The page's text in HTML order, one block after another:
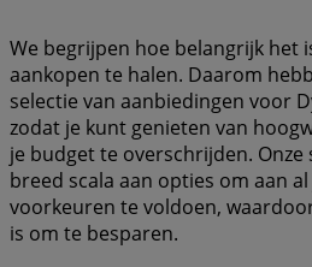
We begrijpen hoe belangrijk het
aankopen te halen. Daarom
selectie van aanbiedingen voor
zodat je kunt genieten van
je budget te overschrijden. Onze
breed scala aan opties om aan
voorkeuren te voldoen,
is om te besparen.